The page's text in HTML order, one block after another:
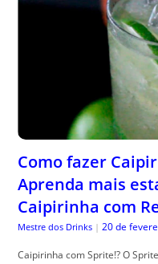
Como fazer
Aprenda mais
Caipirinha com
Mestre dos Drinks | 20 de
Caipirinha com Sprite!? O